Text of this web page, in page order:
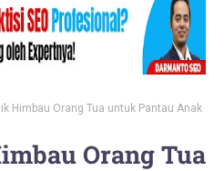
Himbau Orang Tua untuk Pantau Anak
Orang Tua